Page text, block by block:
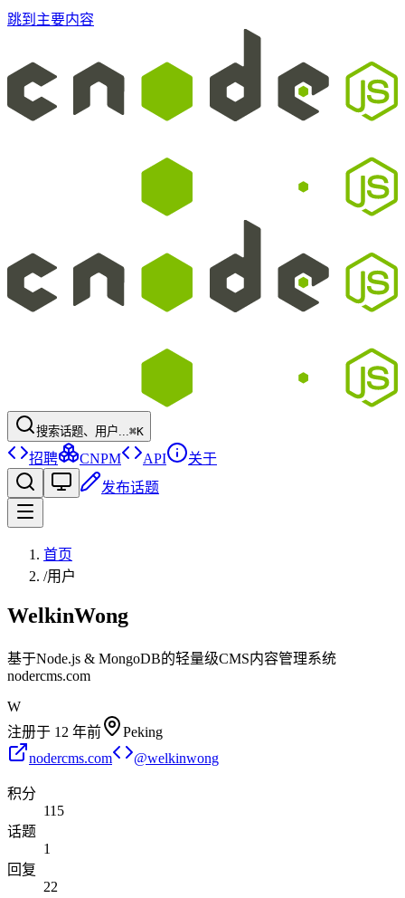
跳到主要内容
搜索话题、用户...⌘K
招聘 CNPM API
关于
发布话题
首页
/用户
WelkinWong
基于Node.js & MongoDB的轻量级CMS内容管理系统
nodercms.com
W
注册于 12 年前
Peking
nodercms.com
@welkinwong
积分
115
话题
1
回复
22